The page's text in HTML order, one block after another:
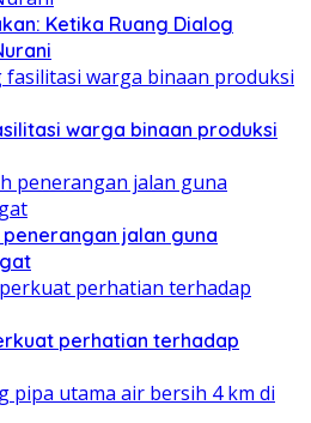
Ketika Ruang Dialog
warga binaan produksi
jalan guna
perhatian terhadap